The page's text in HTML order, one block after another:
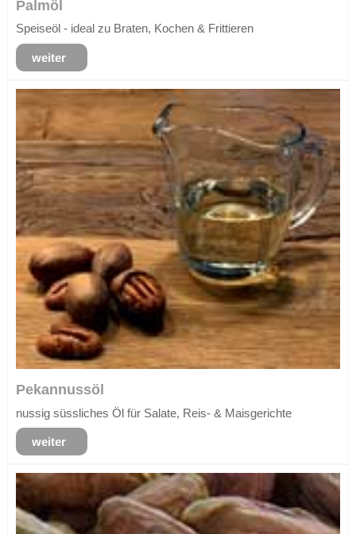
Palmöl
Speiseöl - ideal zu Braten, Kochen & Frittieren
weiter
Pekannussöl
nussig süssliches Öl für Salate, Reis- & Maisgerichte
weiter